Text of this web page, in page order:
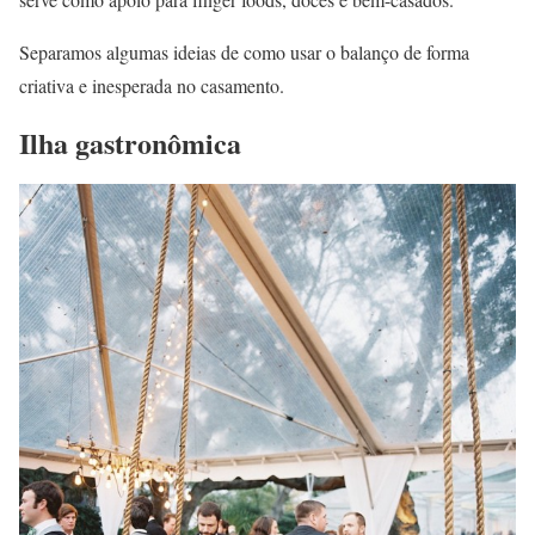
Separamos algumas ideias de como usar o balanço de forma
criativa e inesperada no casamento.
Ilha gastronômica